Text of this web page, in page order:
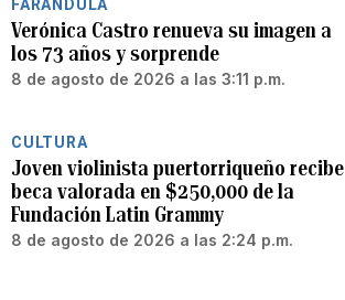
FARÁNDULA
Verónica Castro renueva su imagen a
los 73 años y sorprende
8 de agosto de 2026 a las 3:11 p.m.
CULTURA
Joven violinista puertorriqueño recibe
beca valorada en $250,000 de la
Fundación Latin Grammy
8 de agosto de 2026 a las 2:24 p.m.